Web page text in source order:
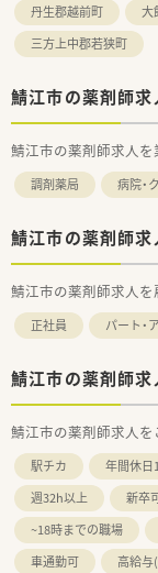
丹生郡越前町
大
三方上中郡若狭町
鯖江市の薬剤師
鯖江市の薬剤師求人を
調剤薬局 病院・
鯖江市の薬剤師
鯖江市の薬剤師求人を
正社員 パート・
鯖江市の薬剤師
鯖江市の薬剤師求人を
駅チカ 年間休日
週32h以上
新卒
~18時までの職場
車通勤可
高給与